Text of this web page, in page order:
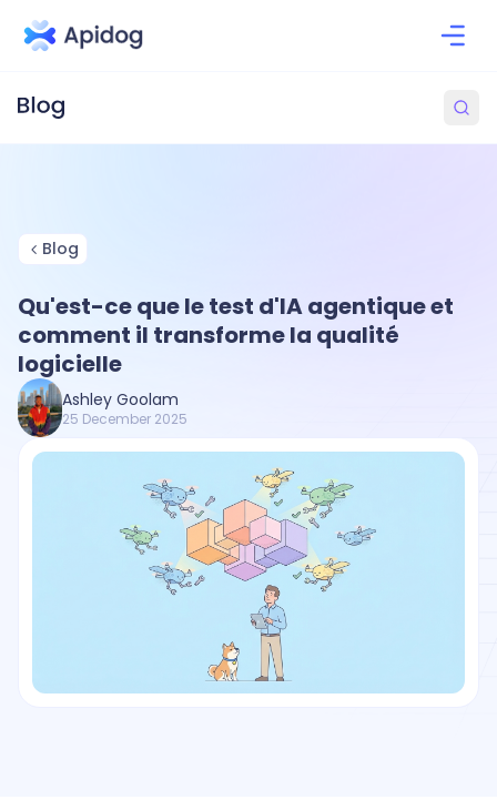
Blog
Qu'est-ce que le test d'IA agentique et
comment il transforme la qualité
logicielle
Ashley Goolam
25 December 2025